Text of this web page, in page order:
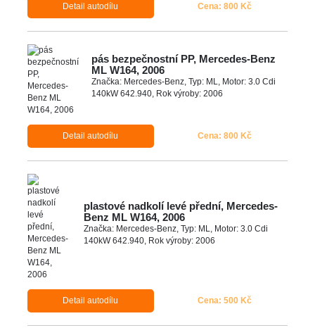
Detail autodílu Cena: 800 Kč
pás bezpečnostní PP, Mercedes-Benz
ML W164, 2006
Značka: Mercedes-Benz, Typ: ML, Motor: 3.0 Cdi
140kW 642.940, Rok výroby: 2006
Detail autodílu Cena: 800 Kč
plastové nadkolí levé přední, Mercedes-
Benz ML W164, 2006
Značka: Mercedes-Benz, Typ: ML, Motor: 3.0 Cdi
140kW 642.940, Rok výroby: 2006
Detail autodílu Cena: 500 Kč